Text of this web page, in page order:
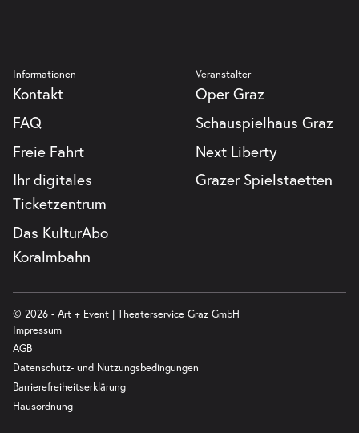
Informationen
Kontakt
FAQ
Freie Fahrt
Ihr digitales
Ticketzentrum
Das KulturAbo
Koralmbahn
Veranstalter
Oper Graz
Schauspielhaus Graz
Next Liberty
Grazer Spielstaetten
© 2026 - Art + Event | Theaterservice Graz GmbH
Impressum
AGB
Datenschutz- und Nutzungsbedingungen
Barrierefreiheitserklärung
Hausordnung